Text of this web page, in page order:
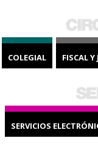
COLEGIAL FISCAL Y
SERVICIOS